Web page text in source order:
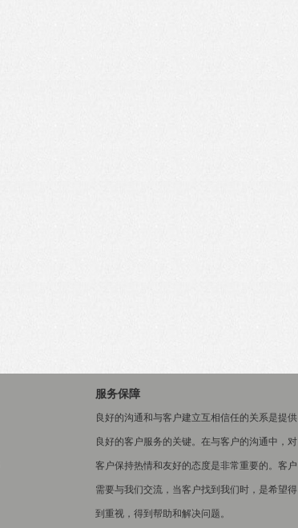
服务保障
良好的沟通和与客户建立互相信任的关系是提供
良好的客户服务的关键。在与客户的沟通中，对
客户保持热情和友好的态度是非常重要的。客户
需要与我们交流，当客户找到我们时，是希望得
到重视，得到帮助和解决问题。